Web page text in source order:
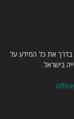
בדרך את כל המידע על
בישראל.